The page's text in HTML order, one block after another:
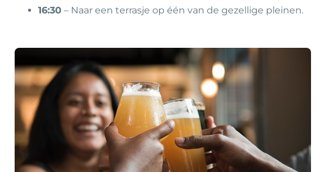
16:30 – Naar een terrasje op één van de gezellige pleinen.